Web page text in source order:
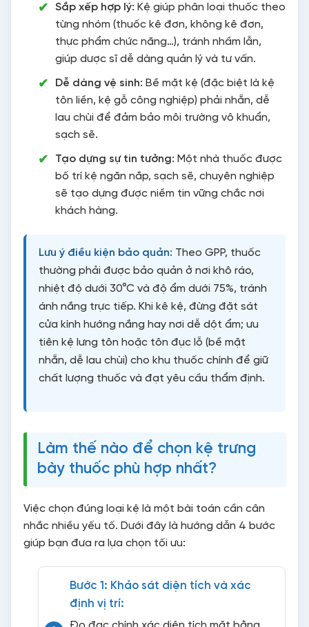
Sắp xếp hợp lý: Kệ giúp phân loại thuốc theo
từng nhóm (thuốc kê đơn, không kê đơn,
thực phẩm chức năng…), tránh nhầm lẫn,
giúp dược sĩ dễ dàng quản lý và tư vấn.
Dễ dàng vệ sinh: Bề mặt kệ (đặc biệt là kệ
tôn liền, kệ gỗ công nghiệp) phải nhẵn, dễ
lau chùi để đảm bảo môi trường vô khuẩn,
sạch sẽ.
Tạo dựng sự tin tưởng: Một nhà thuốc được
bố trí kệ ngăn nắp, sạch sẽ, chuyên nghiệp
sẽ tạo dựng được niềm tin vững chắc nơi
khách hàng.
Lưu ý điều kiện bảo quản: Theo GPP, thuốc
thường phải được bảo quản ở nơi khô ráo,
nhiệt độ dưới 30°C và độ ẩm dưới 75%, tránh
ánh nắng trực tiếp. Khi kê kệ, đừng đặt sát
cửa kính hướng nắng hay nơi dễ dột ẩm; ưu
tiên kệ lưng tôn hoặc tôn đục lỗ (bề mặt
nhẵn, dễ lau chùi) cho khu thuốc chính để giữ
chất lượng thuốc và đạt yêu cầu thẩm định.
Làm thế nào để chọn kệ trưng
bày thuốc phù hợp nhất?
Việc chọn đúng loại kệ là một bài toán cần cân
nhắc nhiều yếu tố. Dưới đây là hướng dẫn 4 bước
giúp bạn đưa ra lựa chọn tối ưu:
Bước 1: Khảo sát diện tích và xác
định vị trí: